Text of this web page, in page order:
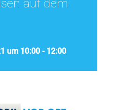
auf dem
um 10:00 - 12:00